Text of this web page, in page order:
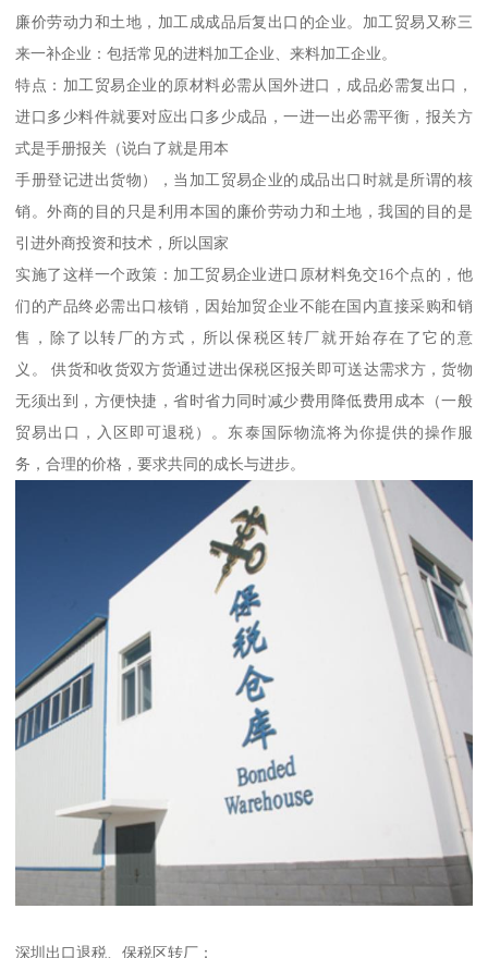
廉价劳动力和土地，加工成成品后复出口的企业。加工贸易又称三
来一补企业：包括常见的进料加工企业、来料加工企业。
特点：加工贸易企业的原材料必需从国外进口，成品必需复出口，
进口多少料件就要对应出口多少成品，一进一出必需平衡，报关方
式是手册报关（说白了就是用本
手册登记进出货物），当加工贸易企业的成品出口时就是所谓的核
销。外商的目的只是利用本国的廉价劳动力和土地，我国的目的是
引进外商投资和技术，所以国家
实施了这样一个政策：加工贸易企业进口原材料免交16个点的，他
们的产品终必需出口核销，因始加贸企业不能在国内直接采购和销
售，除了以转厂的方式，所以保税区转厂就开始存在了它的意
义。 供货和收货双方货通过进出保税区报关即可送达需求方，货物
无须出到，方便快捷，省时省力同时减少费用降低费用成本（一般
贸易出口，入区即可退税）。东泰国际物流将为你提供的操作服
务，合理的价格，要求共同的成长与进步。
深圳出口退税、保税区转厂：